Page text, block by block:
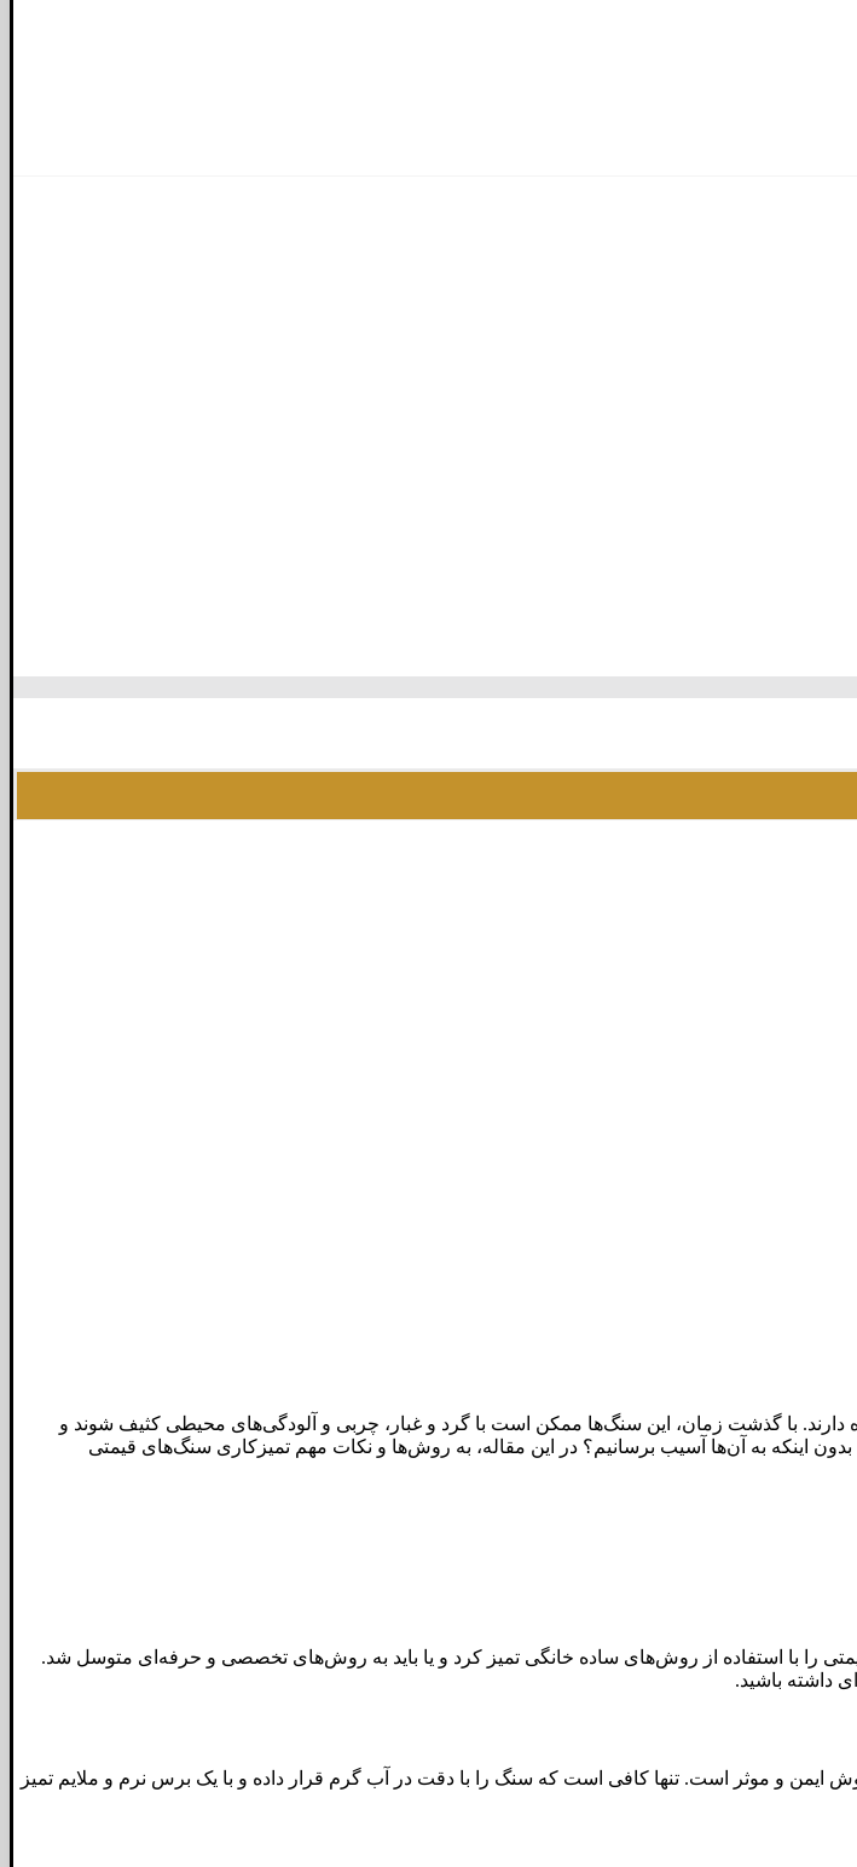
دارند. با گذشت زمان، این سنگ‌ها ممکن است با گرد و غبار، چربی و آلودگی‌های محیطی کثیف شوند و
اینکه به آن‌ها آسیب برسانیم؟ در این مقاله، به روش‌ها و نکات مهم تمیزکاری سنگ‌های قیمتی
را با استفاده از روش‌های ساده خانگی تمیز کرد و یا باید به روش‌های تخصصی و حرفه‌ای متوسل شد.
داشته باشید.
و موثر است. تنها کافی است که سنگ را با دقت در آب گرم قرار داده و با یک برس نرم و ملایم تمیز